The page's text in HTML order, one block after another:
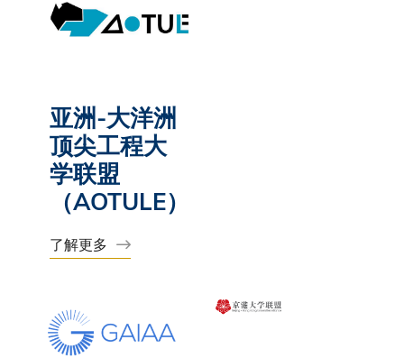
亚洲-大洋洲
顶尖工程大
学联盟
（AOTULE）
了解更多